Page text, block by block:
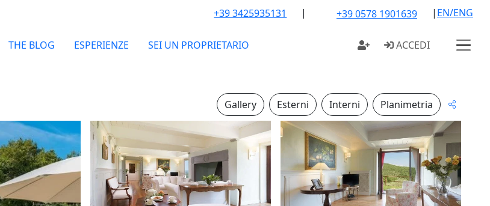
+39 3425935131 | +39 0578 1901639 | EN/ENG
THE BLOG ESPERIENZE SEI UN PROPRIETARIO ACCEDI
Gallery Esterni Interni Planimetria